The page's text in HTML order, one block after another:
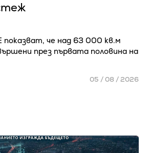
показват, че над 63 000 кв.м
през първата половина на
05 / 08 / 2026